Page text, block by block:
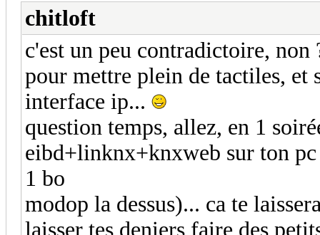
chitloft
c'est un peu contradictoire, non
pour mettre plein de tactiles, et
interface ip...
question temps, allez, en 1
eibd+linknx+knxweb sur ton
1 bo
modop la dessus)... ca te
laisser tes deniers faire des